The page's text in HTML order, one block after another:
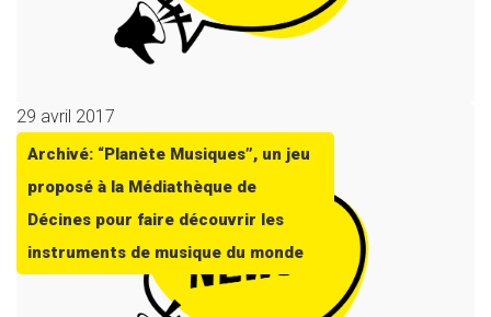
29 avril 2017
Archivé: “Planète Musiques”, un jeu
proposé à la Médiathèque de
Décines pour faire découvrir les
instruments de musique du monde